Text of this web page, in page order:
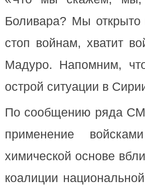
Боливара? Мы открыто
стоп войнам, хватит
Мадуро. Напомним,
острой ситуации в
По сообщению ряда
применение
химической основе
коалиции